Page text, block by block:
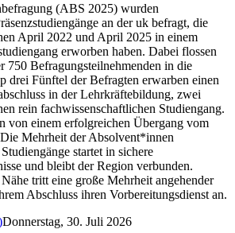
(ABS 2025) wurden
an der uk befragt, die
April 2022 und April 2025 in einem
erworben haben. Dabei flossen
750 Befragungsteilnehmenden in die
drei Fünftel der Befragten erwarben einen
in der Lehrkräftebildung, zwei
rein fachwissenschaftlichen Studiengang.
von einem erfolgreichen Übergang vom
Mehrheit der Absolvent*innen
startet in sichere
und bleibt der Region verbunden.
tritt eine große Mehrheit angehender
Abschluss ihren Vorbereitungsdienst an.
Donnerstag, 30. Juli 2026